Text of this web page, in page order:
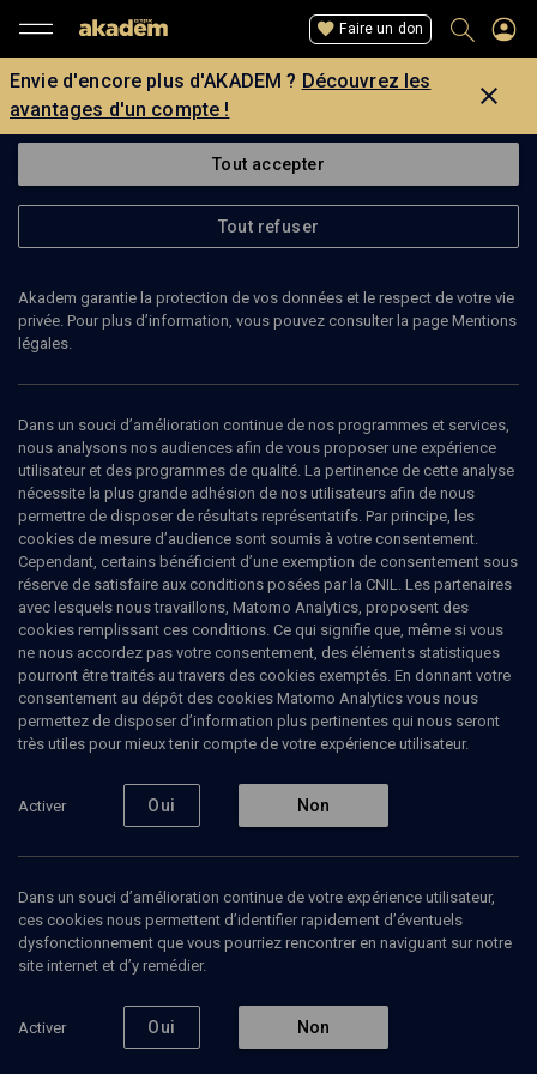
Faire un don
Envie d'encore plus d'AKADEM ? Découvrez les
avantages d'un compte !
inspecteur de l'Education nationale
Moshé Zafrani est Inspecteur national du ministère de l’Éducation,
chargé de la préservation du patrimoine des communautés juives.
(Mise à jour: juin 2010)
Ajouter Partager J’aime
Tous 1 Vidéos 1
Vidéos
Maghreb (3/8)
HISTOIRE
Tout accepter
Tout refuser
Akadem garantie la protection de vos données et le respect de votre vie
privée. Pour plus d’information, vous pouvez consulter la page Mentions
légales.
Dans un souci d’amélioration continue de nos programmes et services,
nous analysons nos audiences afin de vous proposer une expérience
utilisateur et des programmes de qualité. La pertinence de cette analyse
nécessite la plus grande adhésion de nos utilisateurs afin de nous
permettre de disposer de résultats représentatifs. Par principe, les
cookies de mesure d’audience sont soumis à votre consentement.
Cependant, certains bénéficient d’une exemption de consentement sous
réserve de satisfaire aux conditions posées par la CNIL. Les partenaires
avec lesquels nous travaillons, Matomo Analytics, proposent des
cookies remplissant ces conditions. Ce qui signifie que, même si vous
ne nous accordez pas votre consentement, des éléments statistiques
pourront être traités au travers des cookies exemptés. En donnant votre
consentement au dépôt des cookies Matomo Analytics vous nous
permettez de disposer d’information plus pertinentes qui nous seront
très utiles pour mieux tenir compte de votre expérience utilisateur.
Activer Oui Non
Dans un souci d’amélioration continue de votre expérience utilisateur,
ces cookies nous permettent d’identifier rapidement d’éventuels
dysfonctionnement que vous pourriez rencontrer en naviguant sur notre
site internet et d’y remédier.
Activer Oui Non